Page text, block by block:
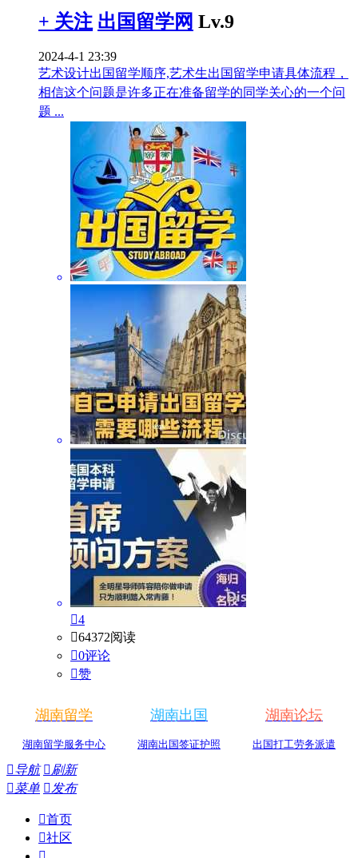
+ 关注 出国留学网 Lv.9
2024-4-1 23:39
艺术设计出国留学顺序,艺术生出国留学申请具体流程，
相信这个问题是许多正在准备留学的同学关心的一个问
题 ...
4
64372阅读
0评论
赞
湖南留学
湖南留学服务中心
湖南出国
湖南出国签证护照
湖南论坛
出国打工劳务派遣
导航 刷新
菜单 发布
首页
社区